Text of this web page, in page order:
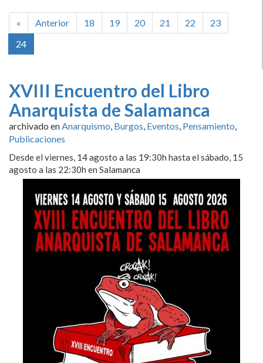
« Anterior 18 19 20 21 22
23
24
XVIII Encuentro del Libro
Anarquista de Salamanca
archivado enAnarquismo, Burgos, Eventos, Pensamiento,
Publicaciones
Desde el viernes, 14 agosto a las 19:30h hasta el sábado, 15
agosto a las 22:30h en Salamanca